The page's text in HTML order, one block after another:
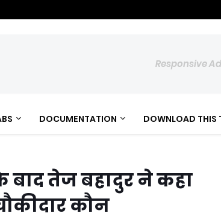
Responsive
DOCUMENTATION DOWNLOAD THIS
बाद तेज बहादुर ने कहा
कौन